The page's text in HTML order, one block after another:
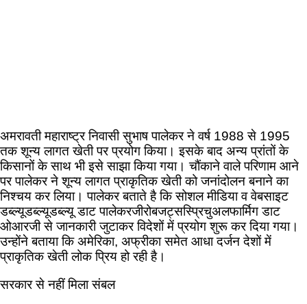
अमरावती महाराष्ट्र निवासी सुभाष पालेकर ने वर्ष 1988 से 1995
तक शून्य लागत खेती पर प्रयोग किया। इसके बाद अन्य प्रांतों के
किसानों के साथ भी इसे साझा किया गया। चौंकाने वाले परिणाम आने
पर पालेकर ने शून्य लागत प्राकृतिक खेती को जनांदोलन बनाने का
निश्चय कर लिया। पालेकर बताते है कि सोशल मीडिया व वेबसाइट
डब्ल्यूडब्ल्यूडब्ल्यू डाट पालेकरजीरोबजट्सस्प्रिचुअलफार्मिग डाट
ओआरजी से जानकारी जुटाकर विदेशों में प्रयोग शुरू कर दिया गया।
उन्होंने बताया कि अमेरिका, अफ्रीका समेत आधा दर्जन देशों में
प्राकृतिक खेती लोक प्रिय हो रही है।
सरकार से नहीं मिला संबल